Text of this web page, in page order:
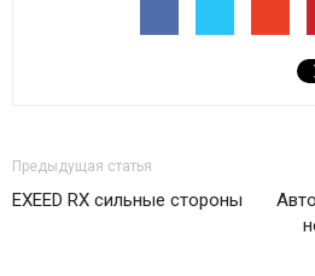
Предыдущая статья
EXEED RX сильные стороны